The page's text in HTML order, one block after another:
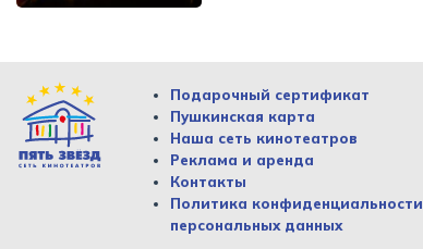
Подарочный сертификат
Пушкинская карта
Наша сеть кинотеатров
Реклама и аренда
Контакты
Политика конфиденциальности
персональных данных